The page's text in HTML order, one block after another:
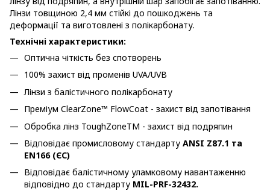
Лінзи товщиною 2,4 мм стійкі до пошкоджень та
деформації та виготовлені з полікарбонату.
Технічні характеристики:
Оптична чіткість без спотворень
100% захист від променів UVA/UVB
Лінзи з балістичного полікарбонату
Преміум ClearZone™ FlowCoat - захист від запотівання
Обробка лінз ToughZoneTM - захист від подряпин
Відповідає промисловому стандарту ANSI Z87.1 та
EN166 (ЄС)
Відповідає балістичному уламковому навантаженню
відповідно до стандарту MIL-PRF-32432.